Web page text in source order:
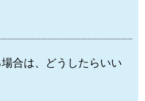
合は、どうしたらいい